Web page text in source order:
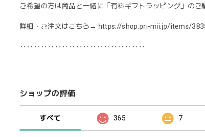
ご希望の方は商品と一緒に「有料ギフトラッピング」のご
詳細・ご注文はこちら→ https://shop.pri-mii.jp/items/
‥‥‥‥‥‥‥‥‥‥‥‥‥‥‥‥‥‥
ショップの評価
すべて 365 7